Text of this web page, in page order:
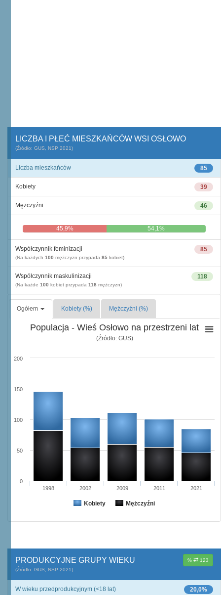
LICZBA I PŁEĆ MIESZKAŃCÓW WSI OSŁOWO
(Źródło: GUS, NSP 2021)
85
Liczba mieszkańców
39
Kobiety
46
Mężczyźni
45,9% 54,1%
85
Współczynnik feminizacji
(Na każdych 100 mężczyzn przypada 85 kobiet)
118
Współczynnik maskulinizacji
(Na każde 100 kobiet przypada 118 mężczyzn)
Ogółem Kobiety (%) Mężczyźni (%)
Populacja - Wieś Osłowo na przestrzeni lat
(Źródło: GUS)
Kobiety Mężczyźni
1998 2002 2009 2011 2021
0
50
100
150
200
% 123
PRODUKCYJNE GRUPY WIEKU
(Źródło: GUS, NSP 2021)
20,0%
W wieku przedprodukcyjnym (<18 lat)